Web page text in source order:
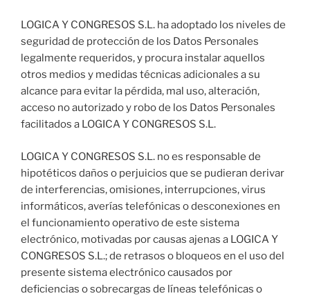
LOGICA Y CONGRESOS S.L. ha adoptado los niveles de
seguridad de protección de los Datos Personales
legalmente requeridos, y procura instalar aquellos
otros medios y medidas técnicas adicionales a su
alcance para evitar la pérdida, mal uso, alteración,
acceso no autorizado y robo de los Datos Personales
facilitados a LOGICA Y CONGRESOS S.L.
LOGICA Y CONGRESOS S.L. no es responsable de
hipotéticos daños o perjuicios que se pudieran derivar
de interferencias, omisiones, interrupciones, virus
informáticos, averías telefónicas o desconexiones en
el funcionamiento operativo de este sistema
electrónico, motivadas por causas ajenas a LOGICA Y
CONGRESOS S.L.; de retrasos o bloqueos en el uso del
presente sistema electrónico causados por
deficiencias o sobrecargas de líneas telefónicas o